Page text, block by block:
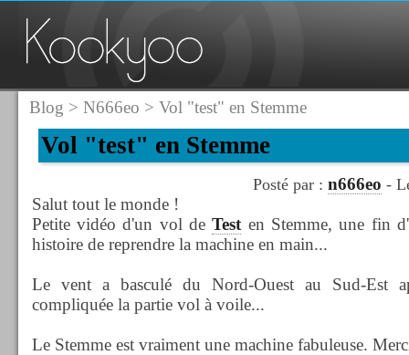
Blog > N666eo > Vol "test" en Stemme
Vol "test" en Stemme
Posté par : n666eo -
Salut tout le monde !
Petite vidéo d'un vol deTest en Stemme, une fin
histoire de reprendre la machine en main...
Le vent a basculé du Nord-Ouest au Sud-Est
compliquée la partie vol à voile...
Le Stemme est vraiment une machine fabuleuse.